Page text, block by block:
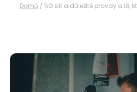
Domů / 5G síť a důležité pravdy a lži,